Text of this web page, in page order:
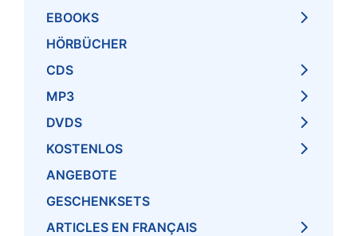
EBOOKS
HÖRBÜCHER
CDS
MP3
DVDS
KOSTENLOS
ANGEBOTE
GESCHENKSETS
ARTICLES EN FRANÇAIS